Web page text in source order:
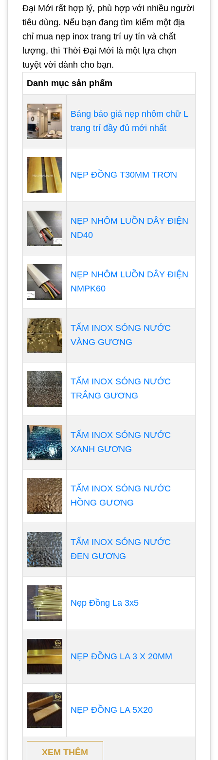
Đại Mới rất hợp lý, phù hợp với nhiều người
tiêu dùng. Nếu bạn đang tìm kiếm một địa
chỉ mua nẹp inox trang trí uy tín và chất
lượng, thì Thời Đại Mới là một lựa chọn
tuyệt vời dành cho bạn.
Danh mục sản phẩm
Bảng báo giá nẹp nhôm chữ L
trang trí đầy đủ mới nhất
NẸP ĐỒNG T30MM TRƠN
NẸP NHÔM LUỒN DÂY ĐIỆN
ND40
NẸP NHÔM LUỒN DÂY ĐIỆN
NMPK60
TẤM INOX SÓNG NƯỚC
VÀNG GƯƠNG
TẤM INOX SÓNG NƯỚC
TRẮNG GƯƠNG
TẤM INOX SÓNG NƯỚC
XANH GƯƠNG
TẤM INOX SÓNG NƯỚC
HỒNG GƯƠNG
TẤM INOX SÓNG NƯỚC
ĐEN GƯƠNG
Nẹp Đồng La 3x5
NẸP ĐỒNG LA 3 X 20MM
NẸP ĐỒNG LA 5X20
XEM THÊM